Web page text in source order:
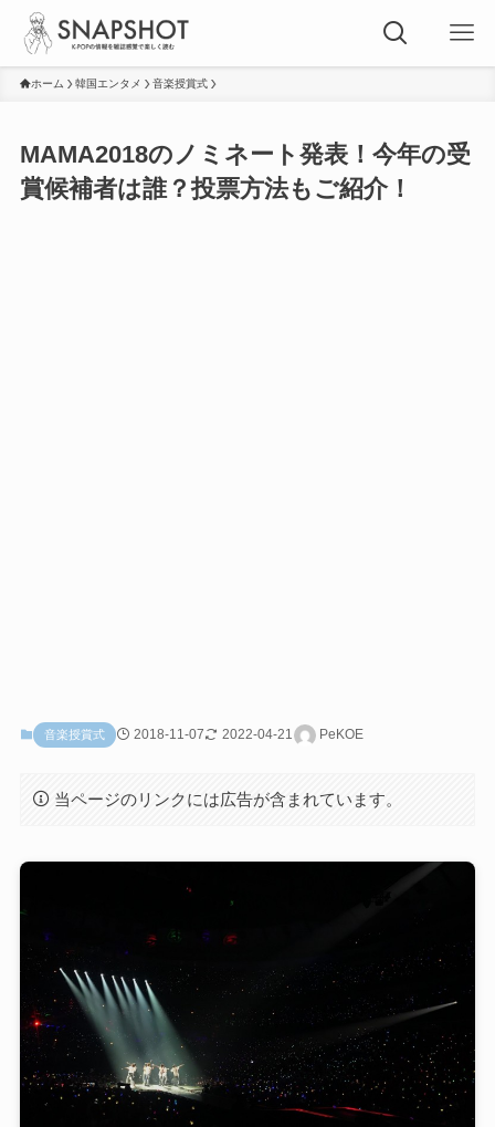
ホーム 韓国エンタメ 音楽授賞式
MAMA2018のノミネート発表！今年の受
賞候補者は誰？投票方法もご紹介！
音楽授賞式 2018-11-07 2022-04-21 PeKOE
当ページのリンクには広告が含まれています。